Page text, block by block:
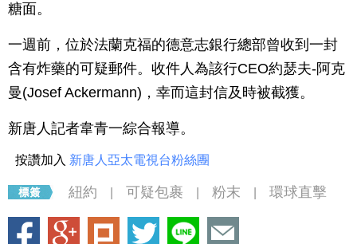
糖面。
一週前，位於法蘭克福的德意志銀行總部曾收到一封
含有炸藥的可疑郵件。收件人為該行CEO約瑟夫-阿克
曼(Josef Ackermann)，幸而這封信及時被截獲。
新唐人記者韋青一綜合報導。
按讚加入 新唐人亞太電視台粉絲團
紐約 可疑包裹 粉末 環球直擊